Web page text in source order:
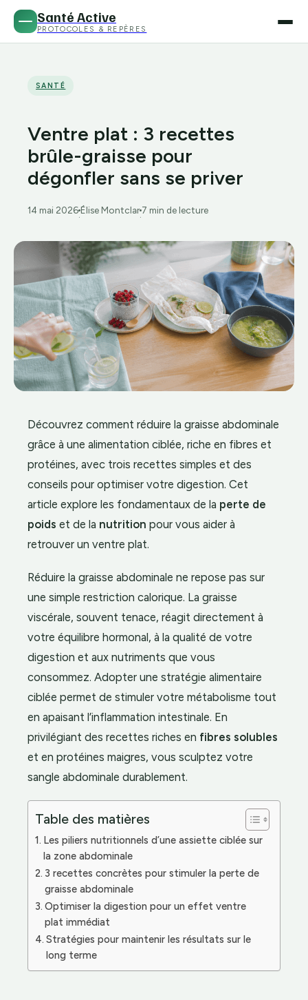
Santé Active
PROTOCOLES & REPÈRES
SANTÉ
Ventre plat : 3 recettes
brûle-graisse pour
dégonfler sans se priver
14 mai 2026
·
Élise Montclar
·
7 min de lecture
Découvrez comment réduire la graisse abdominale
grâce à une alimentation ciblée, riche en fibres et
protéines, avec trois recettes simples et des
conseils pour optimiser votre digestion. Cet
article explore les fondamentaux de la perte de
poids et de la nutrition pour vous aider à
retrouver un ventre plat.
Réduire la graisse abdominale ne repose pas sur
une simple restriction calorique. La graisse
viscérale, souvent tenace, réagit directement à
votre équilibre hormonal, à la qualité de votre
digestion et aux nutriments que vous
consommez. Adopter une stratégie alimentaire
ciblée permet de stimuler votre métabolisme tout
en apaisant l’inflammation intestinale. En
privilégiant des recettes riches en fibres solubles
et en protéines maigres, vous sculptez votre
sangle abdominale durablement.
Table des matières
Les piliers nutritionnels d’une assiette ciblée sur
la zone abdominale
3 recettes concrètes pour stimuler la perte de
graisse abdominale
Optimiser la digestion pour un effet ventre
plat immédiat
Stratégies pour maintenir les résultats sur le
long terme